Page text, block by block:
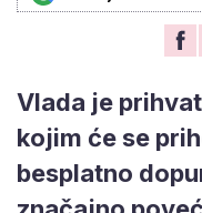
Vlada je
kojim će se
besplatno